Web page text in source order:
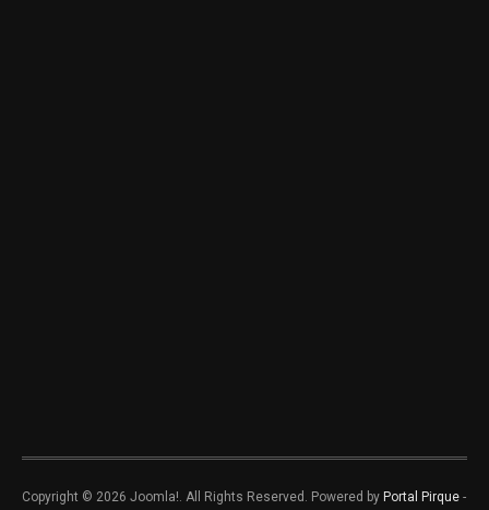
Copyright © 2026 Joomla!. All Rights Reserved. Powered by Portal Pirque -